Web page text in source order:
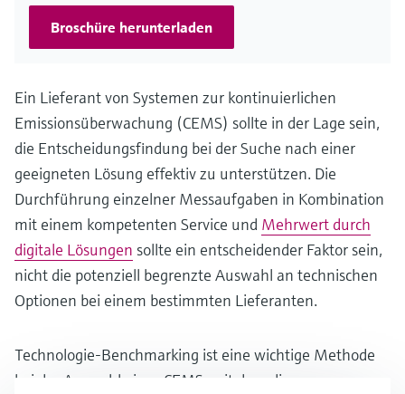
Broschüre herunterladen
Ein Lieferant von Systemen zur kontinuierlichen
Emissionsüberwachung (CEMS) sollte in der Lage sein,
die Entscheidungsfindung bei der Suche nach einer
geeigneten Lösung effektiv zu unterstützen. Die
Durchführung einzelner Messaufgaben in Kombination
mit einem kompetenten Service und Mehrwert durch
digitale Lösungen sollte ein entscheidender Faktor sein,
nicht die potenziell begrenzte Auswahl an technischen
Optionen bei einem bestimmten Lieferanten.
Technologie-Benchmarking ist eine wichtige Methode
bei der Auswahl eines CEMS, mit dem die